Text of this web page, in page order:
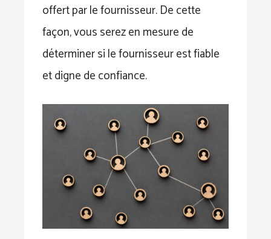
offert par le fournisseur. De cette
façon, vous serez en mesure de
déterminer si le fournisseur est fiable
et digne de confiance.